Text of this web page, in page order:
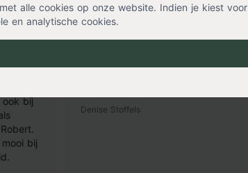
alle cookies op onze website. Indien je kiest voor
en analytische cookies.
bij
ook bij
bij
Denise Stoffels